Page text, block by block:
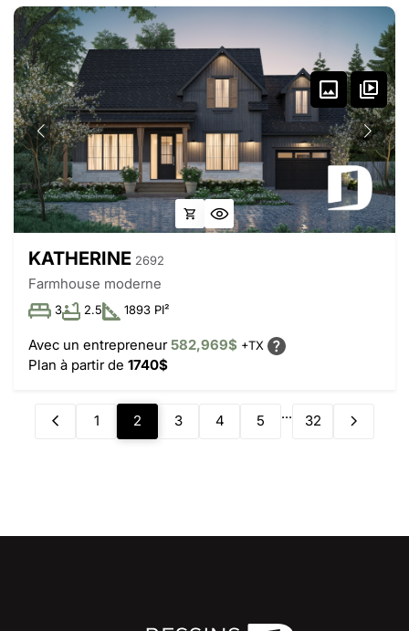
KATHERINE 2692
Farmhouse moderne
3 2.5 1893 PI²
Avec un entrepreneur582,969$ +TX
Plan à partir de 1740$
1 2 3 4 5 ... 32